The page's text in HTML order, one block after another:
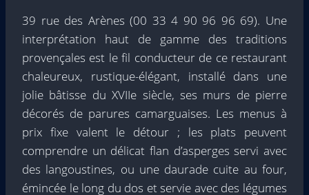
39 rue des Arènes (00 33 4 90 96 96 69). Une
interprétation haut de gamme des traditions
provençales est le fil conducteur de ce restaurant
chaleureux, rustique-élégant, installé dans une
jolie bâtisse du XVIIe siècle, ses murs de pierre
décorés de parures camarguaises. Les menus à
prix fixe valent le détour ; les plats peuvent
comprendre un délicat flan d’asperges servi avec
des langoustines, ou une daurade cuite au four,
émincée le long du dos et servie avec des légumes